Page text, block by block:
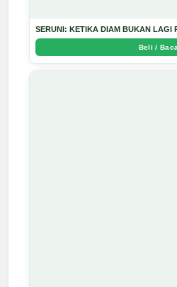
SERUNI: KETIKA DIAM BUKAN LAGI
Beli / Baca